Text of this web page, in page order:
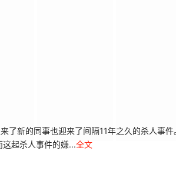
了新的同事也迎来了间隔11年之久的杀人
起杀人事件的嫌...全文